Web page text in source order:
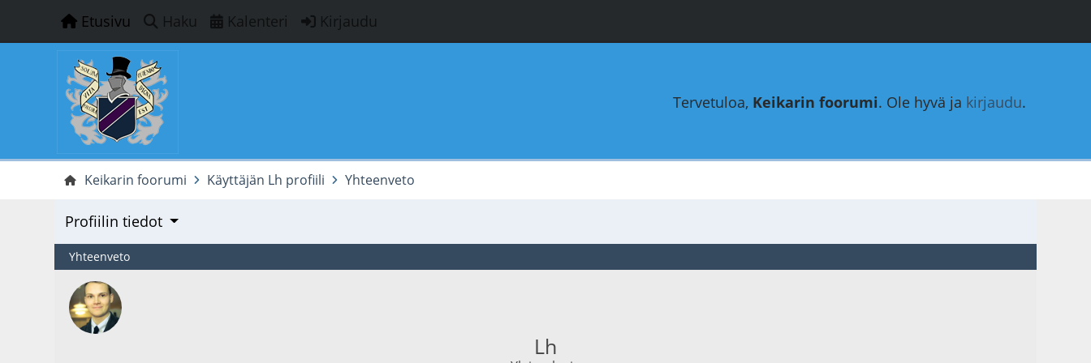
Etusivu Haku Kalenteri Kirjaudu
Tervetuloa, Keikarin foorumi. Ole hyvä ja kirjaudu.
Keikarin foorumi Käyttäjän Lh profiili Yhteenveto
Profiilin tiedot
Yhteenveto
Lh